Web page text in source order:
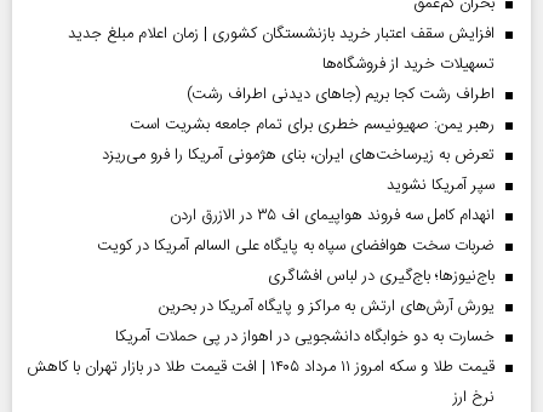
افزایش سقف اعتبار خرید بازنشستگان کشوری | زمان اعلام مبلغ جدید
تسهیلات خرید از فروشگاه‌ها
اطراف رشت کجا بریم (جاهای دیدنی اطراف رشت)
رهبر یمن: صهیونیسم خطری برای تمام جامعه بشریت است
تعرض به زیرساخت‌های ایران، بنای هژمونی آمریکا را فرو می‌ریزد
سپر آمریکا نشوید
انهدام کامل سه فروند هواپیمای اف ۳۵ در الازرق اردن
ضربات سخت هوافضای سپاه به پایگاه علی السالم آمریکا در کویت
باج‌نیوزها؛ باج‌گیری در لباس افشاگری
یورش آرش‌های ارتش به مراکز و پایگاه‌ آمریکا در بحرین
خسارت به دو خوابگاه دانشجویی در اهواز در پی حملات آمریکا
قیمت طلا و سکه امروز ۱۱ مرداد ۱۴۰۵ | افت قیمت طلا در بازار تهران با کاهش
نرخ ارز